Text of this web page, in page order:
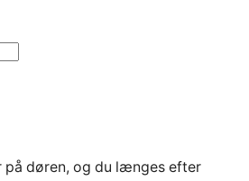
på døren, og du længes efter